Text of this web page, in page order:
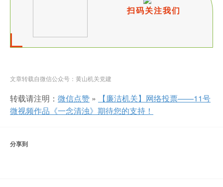
扫码关注我们
文章转载自微信公众号：黄山机关党建
转载请注明： 微信点赞 »
【廉洁机关】网络投票——11号
微视频作品《一念清浊》期待您的支持！
分享到